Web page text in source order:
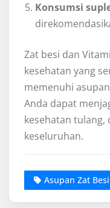
Konsumsi
Zat besi dan
kesehatan yang
memenuhi
Anda dapat
kesehatan tulang,
keseluruhan.
Asupan Zat Besi